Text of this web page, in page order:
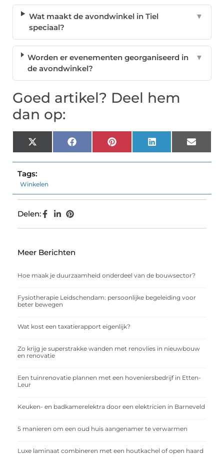
Wat maakt de avondwinkel in Tiel
speciaal?
▼
Worden er evenementen georganiseerd in
de avondwinkel?
▼
Goed artikel? Deel hem
dan op:
X
(Twitter)
FacebookPinterest LinkedIn Email
Tags:
Winkelen
Delen:
Meer Berichten
Hoe maak je duurzaamheid onderdeel van de bouwsector?
Fysiotherapie Leidschendam: persoonlijke begeleiding voor
beter bewegen
Wat kost een taxatierapport eigenlijk?
Zo krijg je superstrakke wanden met renovlies in nieuwbouw
en renovatie
Een tuinrenovatie plannen met een hoveniersbedrijf in Etten-
Leur
Keuken- en badkamerelektra door een elektricien in Barneveld
5 manieren om een oud huis aangenamer te verwarmen
Luxe laminaat combineren met een houtkachel of open haard